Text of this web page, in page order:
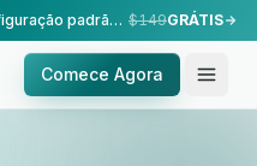
Configuração feita para você — configuração padrão, realizada pela nossa equipe. $149GRÁTIS
Comece Agora